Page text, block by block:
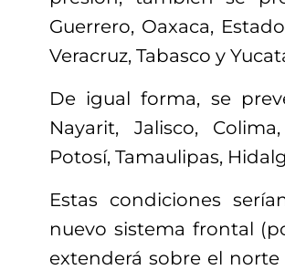
Guerrero, Oaxaca,
Veracruz, Tabasco y
De igual forma, se
Nayarit, Jalisco,
Potosí, Tamaulipas,
Estas condiciones
nuevo sistema frontal
extenderá sobre el